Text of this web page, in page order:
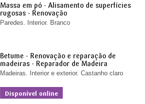
Massa em pó - Alisamento de superfícies
rugosas - Renovação
Paredes. Interior. Branco
Betume - Renovação e reparação de
madeiras - Reparador de Madeira
Madeiras. Interior e exterior. Castanho claro
Disponível online